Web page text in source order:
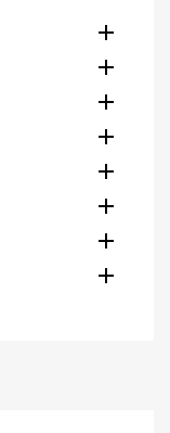







